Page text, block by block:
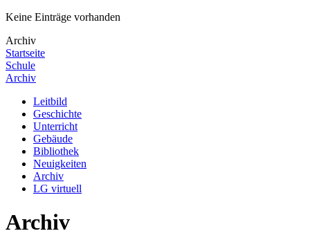
Keine Einträge vorhanden
Archiv
Startseite
Schule
Archiv
Leitbild
Geschichte
Unterricht
Gebäude
Bibliothek
Neuigkeiten
Archiv
LG virtuell
Archiv